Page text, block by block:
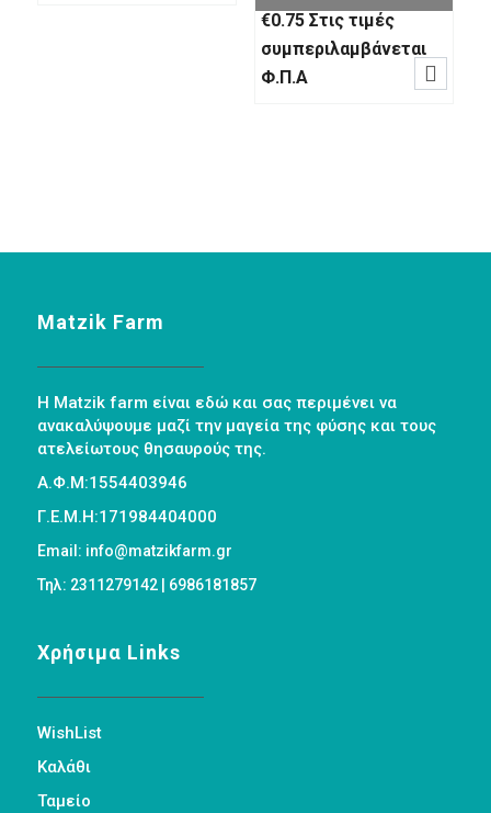
€0.75 Στις τιμές
συμπεριλαμβάνεται
Φ.Π.Α

Matzik Farm
Η Matzik farm είναι εδώ και σας περιμένει να
ανακαλύψουμε μαζί την μαγεία της φύσης και τους
ατελείωτους θησαυρούς της.
Α.Φ.Μ:1554403946
Γ.Ε.Μ.Η:171984404000
Email: info@matzikfarm.gr
Τηλ: 2311279142 | 6986181857
Χρήσιμα Links
WishList
Καλάθι
Ταμείο